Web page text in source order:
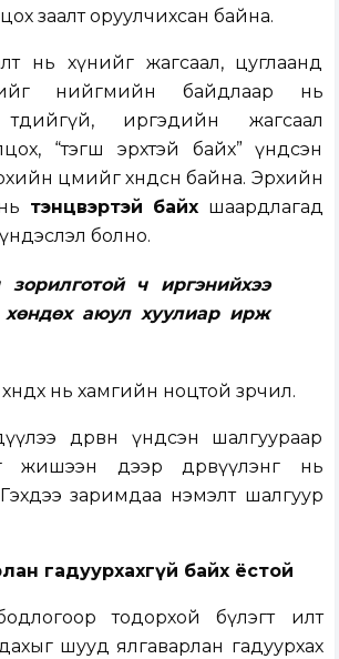
заалт оруулчихсан байна.
нь хүнийг жагсаал, цуглаанд
нийгмийн байдлаар нь
төдийгүй, иргэдийн жагсаал
“тэгш эрхтэй байх” үндсэн
цөмийг хөндсөн байна. Эрхийн
тэнцвэртэй байх шаардлагад
болно.
зорилготой ч иргэнийхээ
хөндөх аюул хуулиар ирж
нь хамгийн ноцтой зөрчил.
дөрвөн үндсэн шалгуураар
жишээн дээр дөрвүүлэнг нь
заримдаа нэмэлт шалгуур
гадуурхахгүй байх ёстой
тодорхой бүлэгт илт
шууд ялгаварлан гадуурхах